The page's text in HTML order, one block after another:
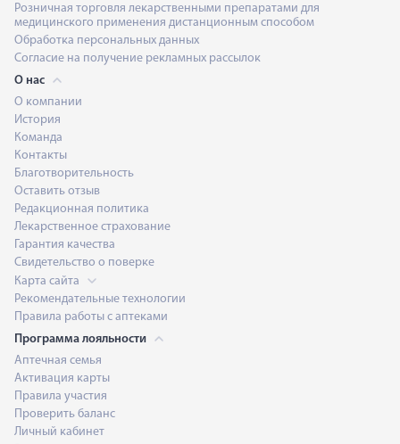
Розничная торговля лекарственными препаратами для
медицинского применения дистанционным способом
Обработка персональных данных
Согласие на получение рекламных рассылок
О нас
О компании
История
Команда
Контакты
Благотворительность
Оставить отзыв
Редакционная политика
Лекарственное страхование
Гарантия качества
Свидетельство о поверке
Карта сайта
Рекомендательные технологии
Правила работы с аптеками
Программа лояльности
Аптечная семья
Активация карты
Правила участия
Проверить баланс
Личный кабинет